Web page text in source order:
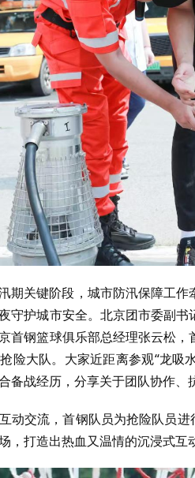
期关键阶段，城市防汛保障工
守护城市安全。北京团市委副
首钢篮球俱乐部总经理张云松
险大队。大家近距离参观“龙吸
备战经历，分享关于团队协作、
动交流，首钢队员为抢险队员
，打造出热血又温情的沉浸式互